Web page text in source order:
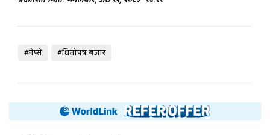
#नेप्से #धितोपत्र बजार